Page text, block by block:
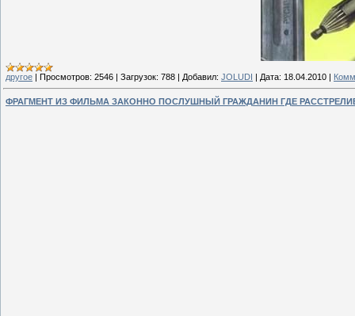
другое | Просмотров: 2546 | Загрузок: 788 | Добавил: JOLUDI | Дата: 18.04.2010 |
ФРАГМЕНТ ИЗ ФИЛЬМА ЗАКОННО ПОСЛУШНЫЙ ГРАЖДАНИН ГДЕ